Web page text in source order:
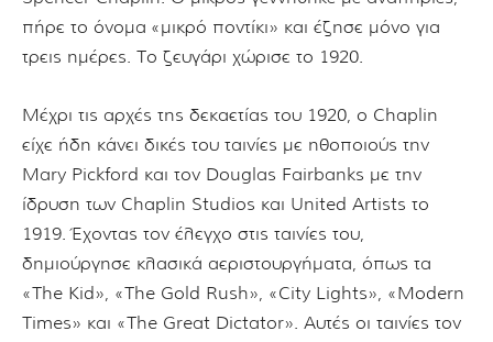
πήρε το όνομα «μικρό ποντίκι» και έζησε μόνο για
τρεις ημέρες. Το ζευγάρι χώρισε το 1920.
Μέχρι τις αρχές της δεκαετίας του 1920, ο Chaplin
είχε ήδη κάνει δικές του ταινίες με ηθοποιούς την
Mary Pickford και τον Douglas Fairbanks με την
ίδρυση των Chaplin Studios και United Artists το
1919. Έχοντας τον έλεγχο στις ταινίες του,
δημιούργησε κλασικά αεριστουργήματα, όπως τα
«The Kid», «The Gold Rush», «City Lights», «Modern
Times» και «The Great Dictator». Αυτές οι ταινίες τον